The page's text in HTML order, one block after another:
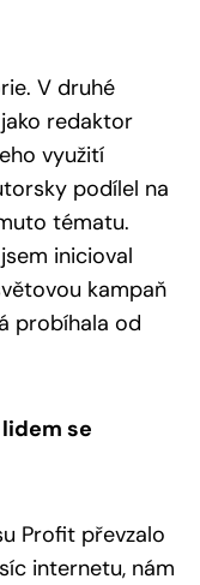
V druhé
redaktor
využití
podílel na
tématu.
inicioval
kampaň
probíhala od
se
Profit převzalo
internetu, nám